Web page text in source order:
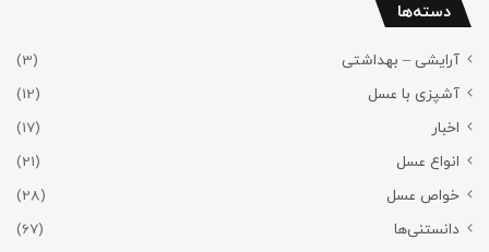
دسته‌ها
آرایشی – بهداشتی
(3)
آشپزی با عسل
(12)
اخبار
(17)
انواع عسل
(21)
خواص عسل
(28)
دانستنی‌ها
(67)